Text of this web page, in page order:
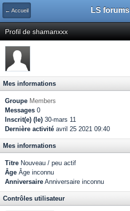
← Accueil LS forums
Profil de shamanxxx
Mes informations
Groupe Members
Messages 0
Inscrit(e) (le) 30-mars 11
Dernière activité avril 25 2021 09:40
Mes informations
Titre Nouveau / peu actif
Âge Âge inconnu
Anniversaire Anniversaire inconnu
Contrôles utilisateur